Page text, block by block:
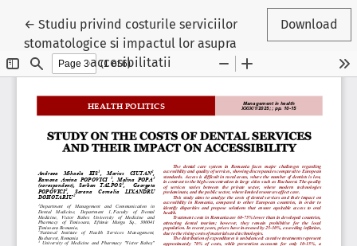
← Reveniți la detaliile articolului
Studiu privind costurile serviciilor
stomatologice si impactul lor asupra
accesibilitatii
Download